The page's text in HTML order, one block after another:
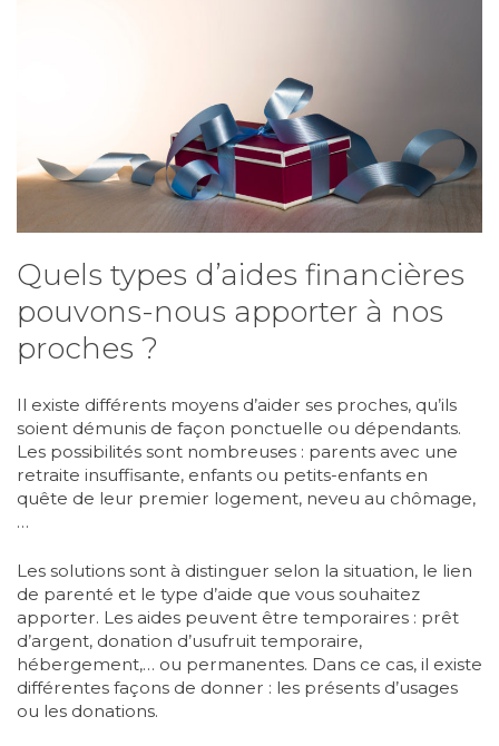
Quels types d’aides financières
pouvons-nous apporter à nos
proches ?
Il existe différents moyens d’aider ses proches, qu’ils
soient démunis de façon ponctuelle ou dépendants.
Les possibilités sont nombreuses : parents avec une
retraite insuffisante, enfants ou petits-enfants en
quête de leur premier logement, neveu au chômage,
…
Les solutions sont à distinguer selon la situation, le lien
de parenté et le type d’aide que vous souhaitez
apporter. Les aides peuvent être temporaires : prêt
d’argent, donation d’usufruit temporaire,
hébergement,… ou permanentes. Dans ce cas, il existe
différentes façons de donner : les présents d’usages
ou les donations.